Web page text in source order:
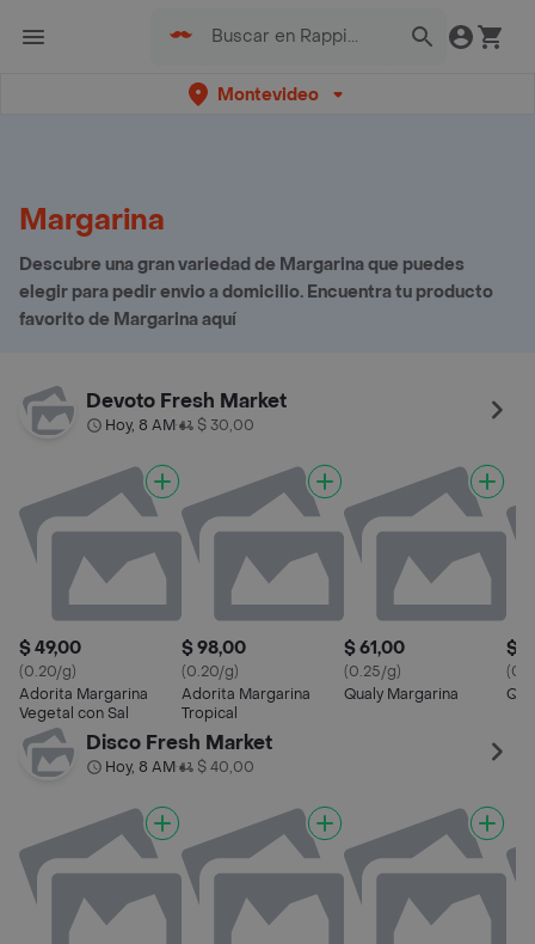
Montevideo
Margarina
Descubre una gran variedad de Margarina que puedes
elegir para pedir envio a domicilio. Encuentra tu producto
favorito de Margarina aquí
Devoto Fresh Market
Hoy, 8 AM• $ 30,00
$ 49,00
(0.20/g)
Adorita Margarina
Vegetal con Sal
$ 98,00
(0.20/g)
Adorita Margarina
Tropical
$ 61,00
(0.25/g)
Qualy Margarina
$
Disco Fresh Market
Hoy, 8 AM• $ 40,00